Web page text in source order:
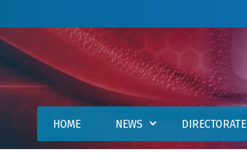
HOME NEWS DIRECTORATE